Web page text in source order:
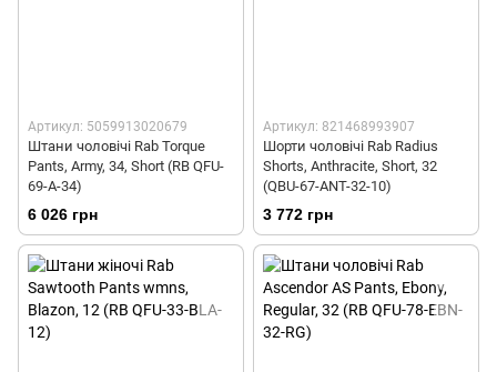
Артикул: 5059913020679
Штани чоловічі Rab Torque
Pants, Army, 34, Short (RB QFU-
69-A-34)
6 026 грн
Артикул: 821468993907
Шорти чоловічі Rab Radius
Shorts, Anthracite, Short, 32
(QBU-67-ANT-32-10)
3 772 грн